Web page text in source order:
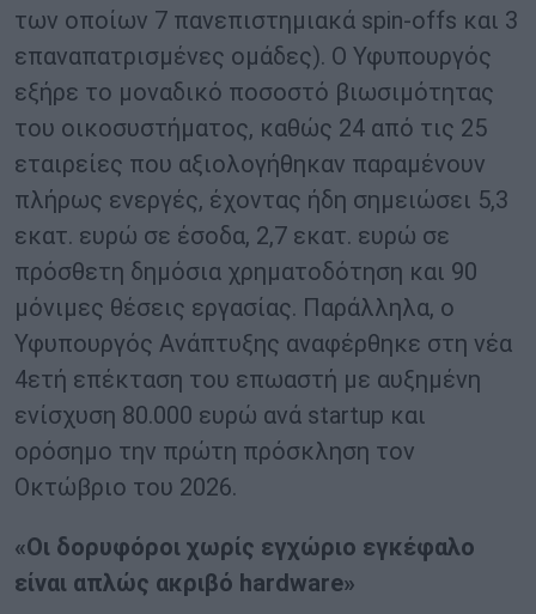
των οποίων 7 πανεπιστημιακά spin-offs και 3
επαναπατρισμένες ομάδες). Ο Υφυπουργός
εξήρε το μοναδικό ποσοστό βιωσιμότητας
του οικοσυστήματος, καθώς 24 από τις 25
εταιρείες που αξιολογήθηκαν παραμένουν
πλήρως ενεργές, έχοντας ήδη σημειώσει 5,3
εκατ. ευρώ σε έσοδα, 2,7 εκατ. ευρώ σε
πρόσθετη δημόσια χρηματοδότηση και 90
μόνιμες θέσεις εργασίας. Παράλληλα, ο
Υφυπουργός Ανάπτυξης αναφέρθηκε στη νέα
4ετή επέκταση του επωαστή με αυξημένη
ενίσχυση 80.000 ευρώ ανά startup και
ορόσημο την πρώτη πρόσκληση τον
Οκτώβριο του 2026.
«Οι δορυφόροι χωρίς εγχώριο εγκέφαλο
είναι απλώς ακριβό hardware»